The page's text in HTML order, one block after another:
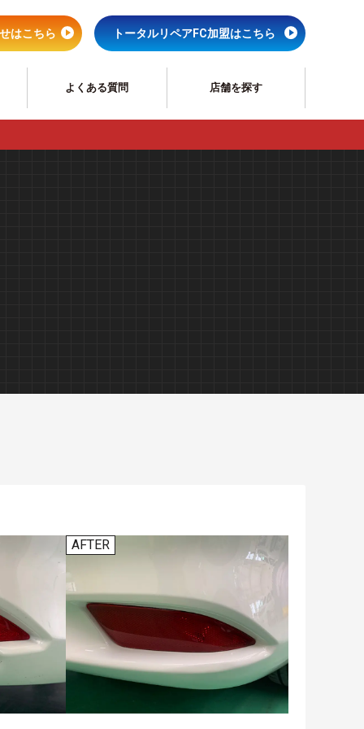
はこちら トータルリペアFC加盟はこちら
よくある質問 店舗を探す
AFTER